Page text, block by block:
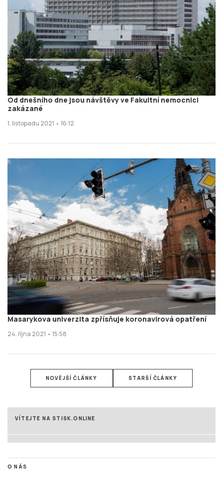
Od dnešního dne jsou návštěvy ve Fakultní nemocnici
zakázané
1. listopadu 2021 • 16:12
Masarykova univerzita zpřísňuje koronavirová opatření
24. října 2021 • 15:58
NOVĚJŠÍ ČLÁNKY STARŠÍ ČLÁNKY
VÍTEJTE NA STISK.ONLINE
O NÁS